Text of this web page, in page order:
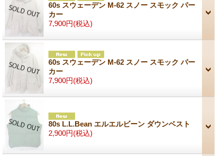
60s スウェーデン M-62 スノー スモック パー
カー
7,900円(税込)
60s スウェーデン M-62 スノー スモック パー
カー
7,900円(税込)
80s L.L.Bean エルエルビーン ダウンベスト
2,900円(税込)